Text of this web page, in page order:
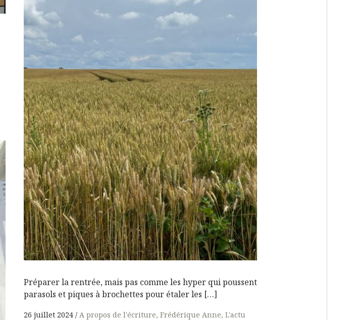
Préparer la rentrée, mais pas comme les hyper qui poussent
parasols et piques à brochettes pour étaler les […]
26 juillet 2024 A propos de l'écriture Frédérique Anne L'actu